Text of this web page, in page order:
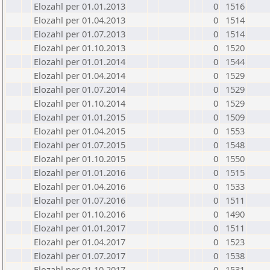
Elozahl per 01.01.2013 0
1516
Elozahl per 01.04.2013
0
1514
Elozahl per 01.07.2013
0
1514
Elozahl per 01.10.2013
0
1520
Elozahl per 01.01.2014
0
1544
Elozahl per 01.04.2014
0
1529
Elozahl per 01.07.2014
0
1529
Elozahl per 01.10.2014
0
1529
Elozahl per 01.01.2015
0
1509
Elozahl per 01.04.2015
0
1553
Elozahl per 01.07.2015
0
1548
Elozahl per 01.10.2015
0
1550
Elozahl per 01.01.2016
0
1515
Elozahl per 01.04.2016
0
1533
Elozahl per 01.07.2016
0
1511
Elozahl per 01.10.2016
0
1490
Elozahl per 01.01.2017
0
1511
Elozahl per 01.04.2017
0
1523
Elozahl per 01.07.2017
0
1538